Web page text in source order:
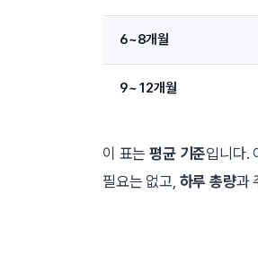
6~8개월
9~12개월
이 표는평균 기준입니다.
필요는 없고, 하루 총량과